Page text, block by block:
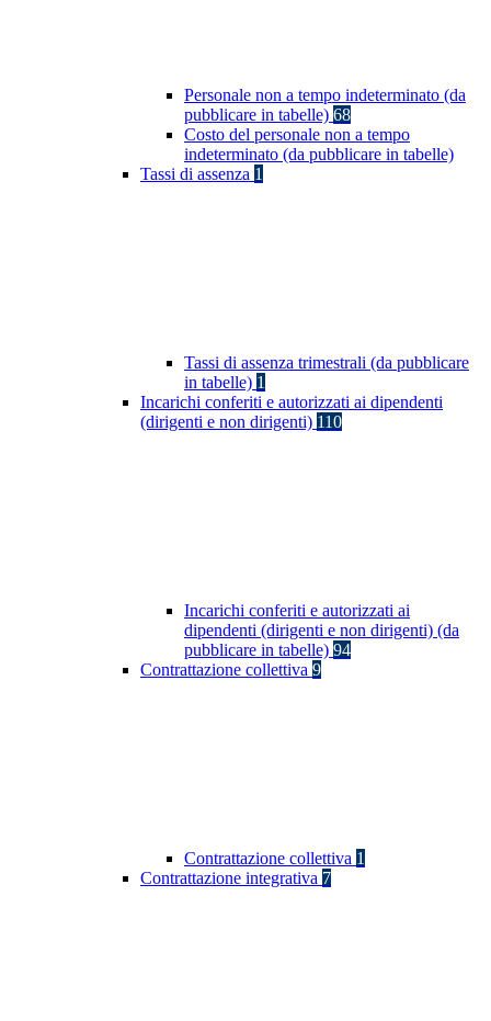
Personale non a tempo indeterminato (da
pubblicare in tabelle) 68
Costo del personale non a tempo
indeterminato (da pubblicare in tabelle)
Tassi di assenza 1
Tassi di assenza trimestrali (da pubblicare
in tabelle) 1
Incarichi conferiti e autorizzati ai dipendenti
(dirigenti e non dirigenti) 110
Incarichi conferiti e autorizzati ai
dipendenti (dirigenti e non dirigenti) (da
pubblicare in tabelle) 94
Contrattazione collettiva 9
Contrattazione collettiva 1
Contrattazione integrativa 7